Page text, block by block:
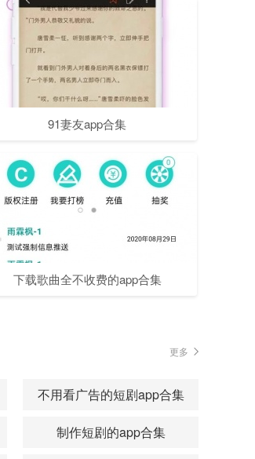
91妻友app合集
下载歌曲全不收费的app合集
更多
不用看广告的短剧app合集
制作短剧的app合集